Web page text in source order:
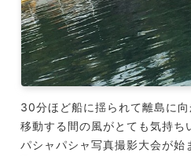
30分ほど船に揺られて離島に向
移動する間の風がとても気持ち
パシャパシャ写真撮影大会が始